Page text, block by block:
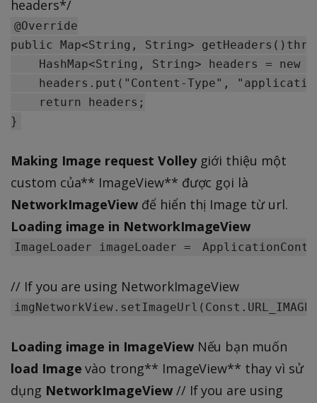
headers*/
@Override
public Map<String, String>
HashMap<String, String> headers = new
headers.put("Content-Type",
    return headers;
Making Image request Volleygiới thiệu một
custom của** ImageView** được gọi là
NetworkImageView để hiển thị Image từ url.
Loading image in NetworkImageView
// If you are using NetworkImageView
Loading image in ImageViewNếu bạn muốn
load Image vào trong** ImageView** thay vì sử
dụng NetworkImageView// If you are using